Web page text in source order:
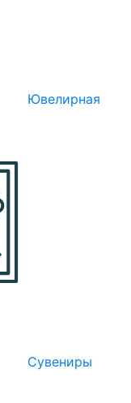
Ювелирная
Сувениры